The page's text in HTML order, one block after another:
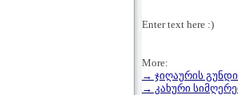
Enter text here :)
More:
→ ჯიღაურის გუნდი
→ კახური